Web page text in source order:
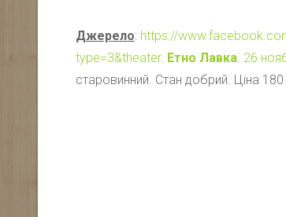
Джерело: https://
type=3&theater. Етно Лавка. 26
старовинний. Стан добрий. Ціна 180